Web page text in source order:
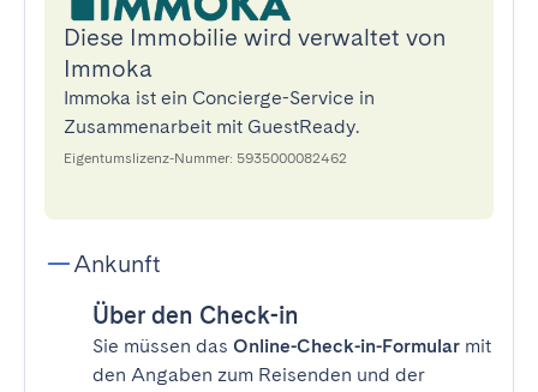
Diese Immobilie wird verwaltet von
Immoka
Immoka ist ein Concierge-Service in
Zusammenarbeit mit GuestReady.
Eigentumslizenz-Nummer: 5935000082462
Ankunft
Über den Check-in
Sie müssen das Online-Check-in-Formular mit
den Angaben zum Reisenden und der